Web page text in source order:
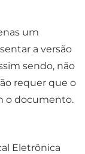
um
a versão
sendo, não
requer que o
o documento.
Eletrônica